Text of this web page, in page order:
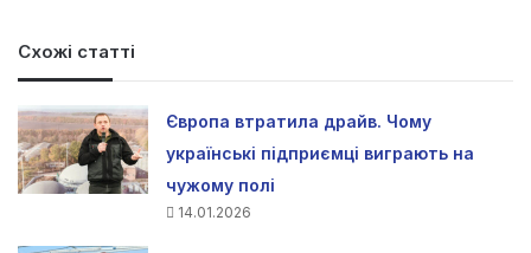
Схожі статті
Європа втратила драйв. Чому
українські підприємці виграють на
чужому полі
14.01.2026